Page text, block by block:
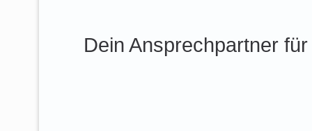
Dein Ansprechpartner